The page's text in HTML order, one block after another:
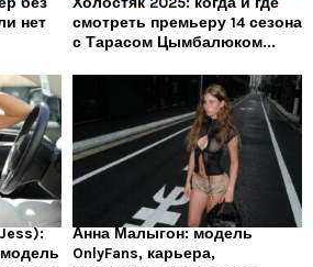
нет
смотреть премьеру 14 сезона
с Тарасом Цымбалюком...
Анна Малыгон: модель
OnlyFans, карьера,